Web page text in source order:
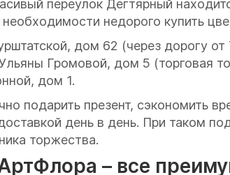
переулок Дегтярный
недорого купить
дом 62 (через дорогу от
Громовой, дом 5 (торговая
дом 1.
подарить презент, сэкономить
день в день. При таком
торжества.
– все